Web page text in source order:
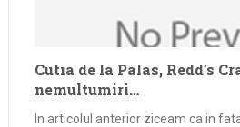
Cutia de la Palas, Redd’s
nemultumiri…
In articolul anterior ziceam ca in